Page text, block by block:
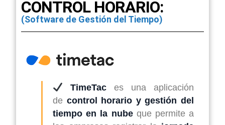
CONTROL HORARIO:
(Software de Gestión del Tiempo)
TimeTaces una aplicación
de control horario y gestión del
tiempo en la nubeque permite a